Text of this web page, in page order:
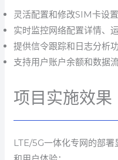
灵活配置和修改SIM卡设
实时监控网络配置详情、
提供信令跟踪和日志分析
支持用户账户余额和数据
项目实施效果
LTE/5G一体化专网的部